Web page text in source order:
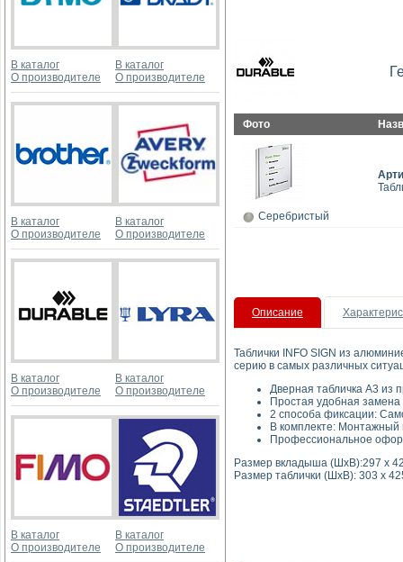
В каталог
О производителе
В каталог
О производителе
В каталог
О производителе
В каталог
О производителе
В каталог
О производителе
В каталог
О производителе
В каталог
О производителе
В каталог
О производителе
Фото
Серебристый
Описание
Таблички INFO SIGN из
серию в самых различных
Дверная табличка А3 из
Простая удобная
2 способа фиксации:
В комплекте: Монтажный
Профессиональное
Размер вкладыша (ШхВ):297 х
Размер таблички (ШхВ): 303 х